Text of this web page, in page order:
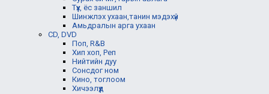
Түүх, ёс заншил
Шинжлэх ухаан,танин мэдэхүй
Амьдралын арга ухаан
CD, DVD
Поп, R&B
Хип хоп, Реп
Нийтийн дуу
Сонсдог ном
Кино, тоглоом
Хичээлүүд